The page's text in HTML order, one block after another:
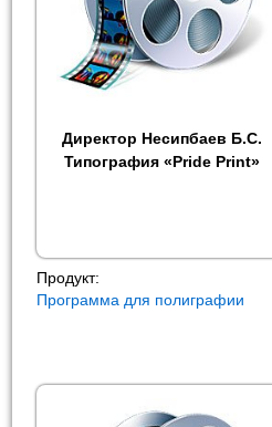
Директор Несипбаев Б.С.
Типография «Pride Print»
Продукт:
Программа для полиграфии